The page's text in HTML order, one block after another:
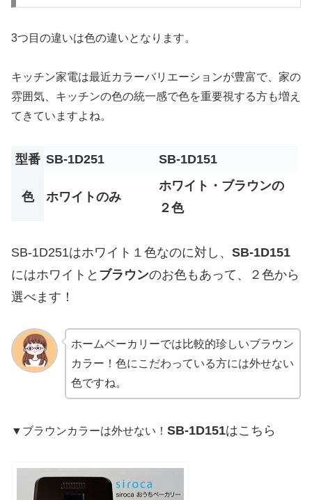
3つ目の違いは色の違いとなります。
キッチン家電は最近カラーバリエーションが豊富で、家の
雰囲気、キッチンの色の統一感で色を重要視する方も増え
てきていますよね。
型番 SB-1D251 SB-1D151
色 ホワイトのみ
ホワイト・ブラウンの
２色
SB-1D251はホワイト１色なのに対し、 SB-1D151
にはホワイトと ブラウンのお色もあって、２色から
選べます！
ホームベーカリーでは比較的珍しいブラウン
カラー！色にこだわっている方には外せない
色ですね。
▼ブラウンカラーは外せない！ SB-1D151はこちら